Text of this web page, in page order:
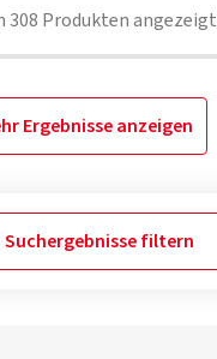
308 Produkten angezeigt
Ergebnisse anzeigen
Suchergebnisse filtern